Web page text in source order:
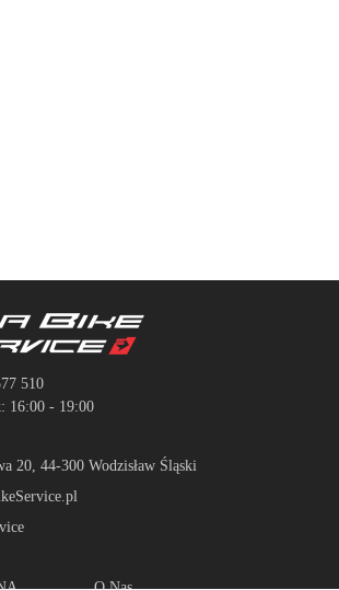
510
16:00 - 19:00
20, 44-300 Wodzisław Śląski